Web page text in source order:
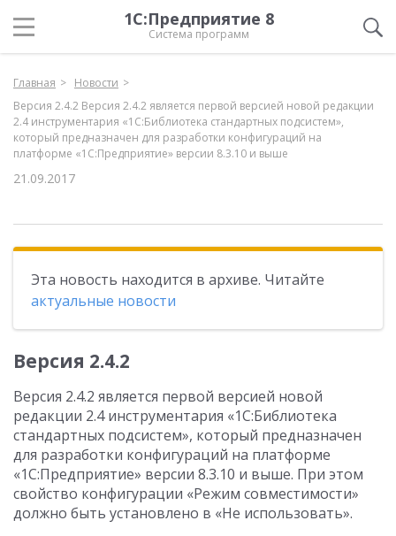
1С:Предприятие 8
Система программ
Главная
Новости
Версия 2.4.2 Версия 2.4.2 является первой версией новой редакции
2.4 инструментария «1С:Библиотека стандартных подсистем»,
который предназначен для разработки конфигураций на
платформе «1С:Предприятие» версии 8.3.10 и выше
21.09.2017
Эта новость находится в архиве. Читайте
актуальные новости
Версия 2.4.2
Версия 2.4.2 является первой версией новой
редакции 2.4 инструментария «1С:Библиотека
стандартных подсистем», который предназначен
для разработки конфигураций на платформе
«1С:Предприятие» версии 8.3.10 и выше. При этом
свойство конфигурации «Режим совместимости»
должно быть установлено в «Не использовать».